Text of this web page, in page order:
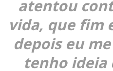
atentou
vida, que fim
depois eu
tenho ideia